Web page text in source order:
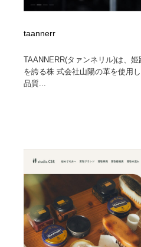
taannerr
TAANNERR(タァンネリル)は、
を誇る株 式会社山陽の革を使用
品質...